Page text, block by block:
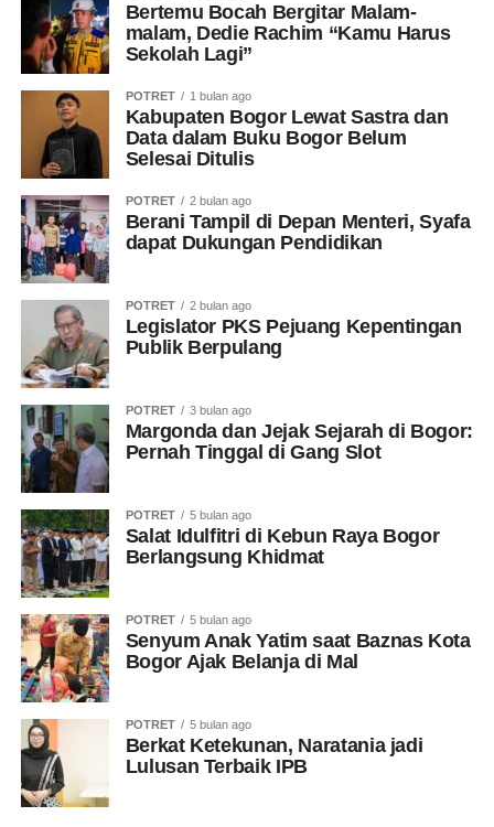
Bertemu Bocah Bergitar Malam-
malam, Dedie Rachim “Kamu Harus
Sekolah Lagi”
POTRET 1 bulan ago
Kabupaten Bogor Lewat Sastra dan
Data dalam Buku Bogor Belum
Selesai Ditulis
POTRET 2 bulan ago
Berani Tampil di Depan Menteri, Syafa
dapat Dukungan Pendidikan
POTRET 2 bulan ago
Legislator PKS Pejuang Kepentingan
Publik Berpulang
POTRET 3 bulan ago
Margonda dan Jejak Sejarah di Bogor:
Pernah Tinggal di Gang Slot
POTRET 5 bulan ago
Salat Idulfitri di Kebun Raya Bogor
Berlangsung Khidmat
POTRET 5 bulan ago
Senyum Anak Yatim saat Baznas Kota
Bogor Ajak Belanja di Mal
POTRET 5 bulan ago
Berkat Ketekunan, Naratania jadi
Lulusan Terbaik IPB